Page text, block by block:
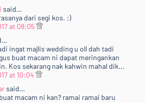
said…
dari segi kos. :)
at 08:05
ingat majlis wedding u oll dah tadi
buat macam ni dapat meringankan
Kos sekarang nak kahwin mahal dik...
at 10:04
said…
macam ni kan? ramai ramai baru